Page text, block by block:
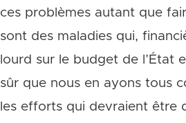
ces problèmes autant que
sont des maladies qui,
lourd sur le budget de l’État
sûr que nous en ayons tous
les efforts qui devraient être